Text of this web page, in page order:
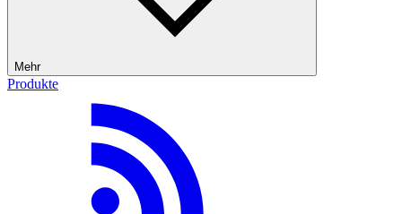
Mehr
Produkte